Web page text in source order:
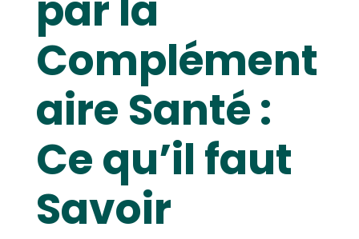
Complément
aire Santé :
Ce qu’il faut
Savoir